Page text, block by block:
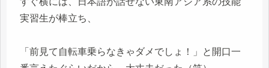
実習生が棒立ち、
「前見て自転車乗らなきゃダメでしょ！」と開口一